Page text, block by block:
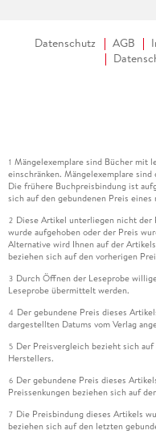
Datenschutz AGB
1 Mängelexemplare sind Bücher mit
einschränken. Mängelexemplare
Die frühere Buchpreisbindung ist
sich auf den gebundenen Preis eines
2 Diese Artikel unterliegen nicht der
wurde aufgehoben oder der Preis
Alternative wird Ihnen auf der
beziehen sich auf den vorherigen
3 Durch Öffnen der Leseprobe
Leseprobe übermittelt werden.
4 Der gebundene Preis dieses
dargestellten Datums vom Verlag
5 Der Preisvergleich bezieht sich
Herstellers.
6 Der gebundene Preis dieses
Preissenkungen beziehen sich auf
7 Die Preisbindung dieses Artikels
beziehen sich auf den letzten